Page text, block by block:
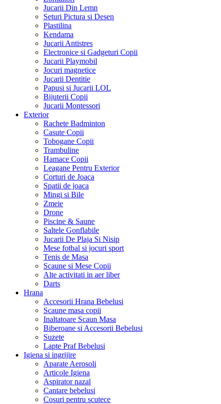
Jucarii Din Lemn
Seturi Pictura si Desen
Plastilina
Kendama
Jucarii Antistres
Electronice si Gadgeturi Copii
Jucarii Playmobil
Jocuri magnetice
Jucarii Dentitie
Papusi si Jucarii LOL
Bijuterii Copii
Jucarii Montessori
Exterior
Rachete Badminton
Casute Copii
Tobogane Copii
Trambuline
Hamace Copii
Leagane Pentru Exterior
Corturi de Joaca
Spatii de joaca
Mingi si Bile
Zmeie
Drone
Piscine & Saune
Saltele Gonflabile
Jucarii De Plaja Si Nisip
Mese fotbal si jocuri sport
Tenis de Masa
Scaune si Mese Copii
Alte activitati in aer liber
Darts
Hrana
Accesorii Hrana Bebelusi
Scaune masa copii
Inaltatoare Scaun Masa
Biberoane si Accesorii Bebelusi
Suzete
Lapte Praf Bebelusi
Igiena si ingrijire
Aparate Aerosoli
Articole Igiena
Aspirator nazal
Cantare bebelusi
Cosuri pentru scutece